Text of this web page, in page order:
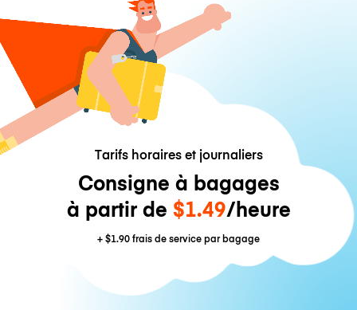
Tarifs horaires et journaliers
Consigne à bagages
à partir de $1.49/heure
+$1.90frais de service par bagage